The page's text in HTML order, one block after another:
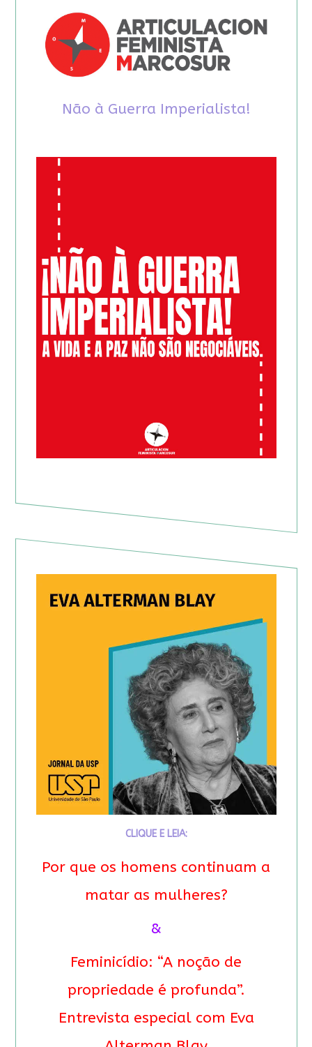
Não à Guerra Imperialista!
CLIQUE E LEIA:
Por que os homens continuam a
matar as mulheres?
&
Feminicídio: “A noção de
propriedade é profunda”.
Entrevista especial com Eva